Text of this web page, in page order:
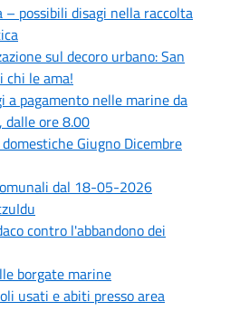
possibili disagi nella raccolta
sul decoro urbano: San
chi le ama!
a pagamento nelle marine da
dalle ore 8.00
Giugno Dicembre
dal 18-05-2026
contro l'abbandono dei
borgate marine
usati e abiti presso area